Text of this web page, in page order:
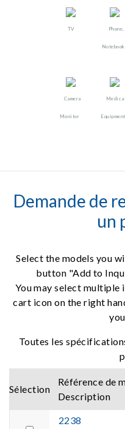
TV Phone,
Notebook
Camera
Monitor
Medical
Equipment
Demande de
un
Select the models you
button "Add to
You may select multiple
cart icon on the right
Toutes les
Sélection
Référence de
Description
2238